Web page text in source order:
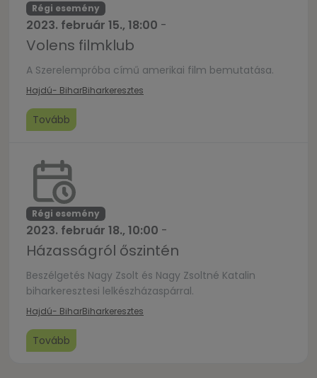
Régi esemény
2023. február 15., 18:00 -
Volens filmklub
A Szerelempróba című amerikai film bemutatása.
Hajdú- BiharBiharkeresztes
Tovább
Régi esemény
2023. február 18., 10:00 -
Házasságról őszintén
Beszélgetés Nagy Zsolt és Nagy Zsoltné Katalin
biharkeresztesi lelkészházaspárral.
Hajdú- BiharBiharkeresztes
Tovább